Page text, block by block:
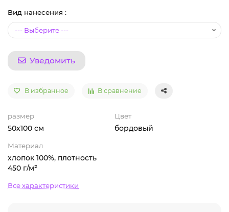
Вид нанесения :
Уведомить
В избранное В сравнение
размер
50х100 см
Цвет
бордовый
Материал
хлопок 100%, плотность
450 г/м²
Все характеристики